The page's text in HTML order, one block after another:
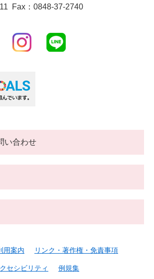
Fax：0848-37-2740
い合わせ
用案内 リンク・著作権・免責事項
セシビリティ 例規集